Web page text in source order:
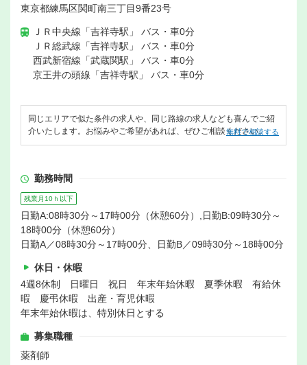
東京都練馬区関町南三丁目9番23号
ＪＲ中央線「吉祥寺駅」 バス・車0分
ＪＲ総武線「吉祥寺駅」 バス・車0分
西武新宿線「武蔵関駅」 バス・車0分
京王井の頭線「吉祥寺駅」 バス・車0分
同じエリアで似た条件の求人や、同じ路線の求人なども喜んでご紹
介いたします。お悩みやご希望があれば、ぜひご相談ください。
無料で相談する
勤務時間
残業月10ｈ以下
日勤A:08時30分～17時00分（休憩60分）,日勤B:09時30分～
18時00分（休憩60分）
日勤A／08時30分～17時00分、日勤B／09時30分～18時00分
休日・休暇
4週8休制 日曜日 祝日 年末年始休暇 夏季休暇 有給休
暇 慶弔休暇 出産・育児休暇
年末年始休暇は、特別休日とする
募集職種
薬剤師